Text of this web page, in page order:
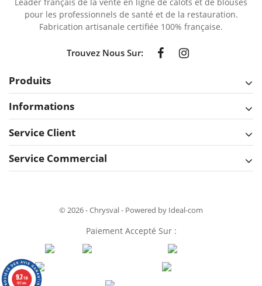
pour les professionnels de santé et de la restauration.
Fabrication artisanale certifiée 100% française.
Trouvez Nous Sur:
Produits
Informations
Service Client
Service Commercial
© 2026 - Chrysval - Powered by Ideal-com
Paiement Accepté Sur :
9.7/10
632 avis